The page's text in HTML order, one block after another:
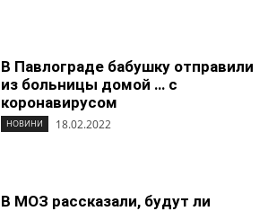
В Павлограде бабушку отправили
из больницы домой … с
коронавирусом
НОВИНИ 18.02.2022
В МОЗ рассказали, будут ли